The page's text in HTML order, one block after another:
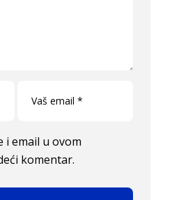
i email u ovom
komentar.